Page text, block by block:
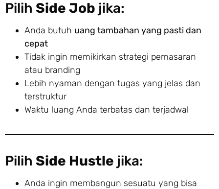
Pilih Side Job jika:
Anda butuh uang tambahan yang pasti dan
cepat
Tidak ingin memikirkan strategi pemasaran
atau branding
Lebih nyaman dengan tugas yang jelas dan
terstruktur
Waktu luang Anda terbatas dan terjadwal
Pilih Side Hustle jika:
Anda ingin membangun sesuatu yang bisa